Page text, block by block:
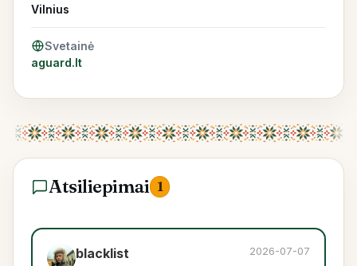
Vilnius
Svetainė
aguard.lt
Atsiliepimai 1
blacklist
2026-07-07